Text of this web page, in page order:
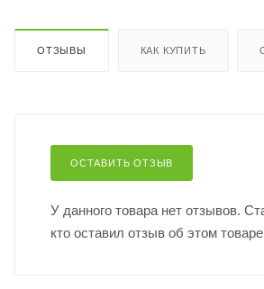
ОТЗЫВЫ КАК КУПИТЬ
ОСТАВИТЬ ОТЗЫВ
У данного товара нет отзывов.
кто оставил отзыв об этом